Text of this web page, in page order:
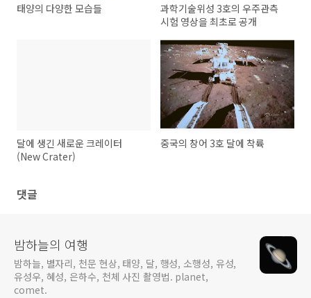
태양의 다양한 모습들
과학기술위성 3호의 우주관측
시험 영상을 최초로 공개
달에 생긴 새로운 크레이터
(New Crater)
중국의 창어 3호 달에 착륙
댓글
밤하늘의 여행
밤하늘, 별자리, 천문 현상, 태양, 달, 행성, 소행성, 유성,
유성우, 혜성, 은하수, 천체 사진 촬영법. planet,
comet.